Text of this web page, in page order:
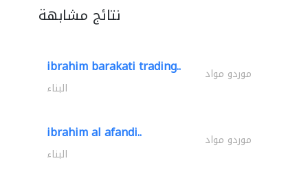
نتائج مشابهة
ibrahim barakati trading.. موردو مواد
البناء
ibrahim al afandi.. موردو مواد
البناء